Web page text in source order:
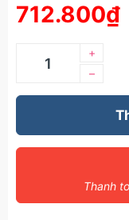
712.800₫
–
+
Thanh